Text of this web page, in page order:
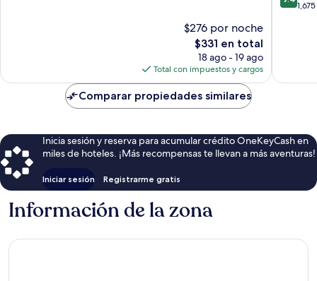
$276 por noche
El
precio
actual
es
de
$331
$331 en total
18 ago - 19 ago
Total con impuestos y cargos
and
de
de
Comparar propiedades similares
Inicia sesión y reserva para acumular crédito OneKeyCash en
miles de hoteles. ¡Más recompensas te llevan a más aventuras!
Iniciar sesión Registrarme gratis
Información de la zona